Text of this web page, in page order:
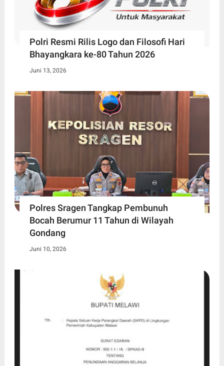
Polri Resmi Rilis Logo dan Filosofi Hari
Bhayangkara ke-80 Tahun 2026
Juni 13, 2026
Polres Sragen Tangkap Pembunuh
Bocah Berumur 11 Tahun di Wilayah
Gondang
Juni 10, 2026